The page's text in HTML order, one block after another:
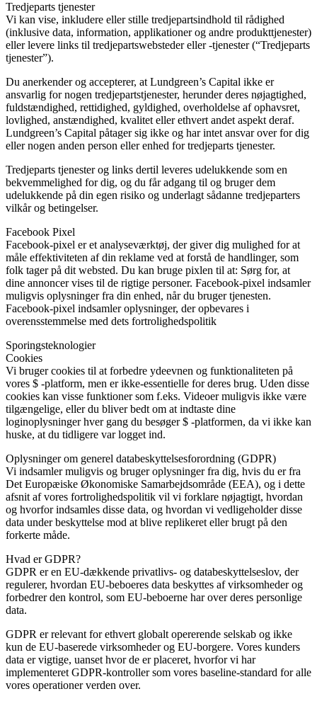
Tredjeparts tjenester
Vi kan vise, inkludere eller stille tredjepartsindhold til rådighed
(inklusive data, information, applikationer og andre produkttjenester)
eller levere links til tredjepartswebsteder eller -tjenester (“Tredjeparts
tjenester”).
Du anerkender og accepterer, at Lundgreen’s Capital ikke er
ansvarlig for nogen tredjepartstjenester, herunder deres nøjagtighed,
fuldstændighed, rettidighed, gyldighed, overholdelse af ophavsret,
lovlighed, anstændighed, kvalitet eller ethvert andet aspekt deraf.
Lundgreen’s Capital påtager sig ikke og har intet ansvar over for dig
eller nogen anden person eller enhed for tredjeparts tjenester.
Tredjeparts tjenester og links dertil leveres udelukkende som en
bekvemmelighed for dig, og du får adgang til og bruger dem
udelukkende på din egen risiko og underlagt sådanne tredjeparters
vilkår og betingelser.
Facebook Pixel
Facebook-pixel er et analyseværktøj, der giver dig mulighed for at
måle effektiviteten af ​​din reklame ved at forstå de handlinger, som
folk tager på dit websted. Du kan bruge pixlen til at: Sørg for, at
dine annoncer vises til de rigtige personer. Facebook-pixel indsamler
muligvis oplysninger fra din enhed, når du bruger tjenesten.
Facebook-pixel indsamler oplysninger, der opbevares i
overensstemmelse med dets fortrolighedspolitik
Sporingsteknologier
Cookies
Vi bruger cookies til at forbedre ydeevnen og funktionaliteten på
vores $ -platform, men er ikke-essentielle for deres brug. Uden disse
cookies kan visse funktioner som f.eks. Videoer muligvis ikke være
tilgængelige, eller du bliver bedt om at indtaste dine
loginoplysninger hver gang du besøger $ -platformen, da vi ikke kan
huske, at du tidligere var logget ind.
Oplysninger om generel databeskyttelsesforordning (GDPR)
Vi indsamler muligvis og bruger oplysninger fra dig, hvis du er fra
Det Europæiske Økonomiske Samarbejdsområde (EEA), og i dette
afsnit af vores fortrolighedspolitik vil vi forklare nøjagtigt, hvordan
og hvorfor indsamles disse data, og hvordan vi vedligeholder disse
data under beskyttelse mod at blive replikeret eller brugt på den
forkerte måde.
Hvad er GDPR?
GDPR er en EU-dækkende privatlivs- og databeskyttelseslov, der
regulerer, hvordan EU-beboeres data beskyttes af virksomheder og
forbedrer den kontrol, som EU-beboerne har over deres personlige
data.
GDPR er relevant for ethvert globalt opererende selskab og ikke
kun de EU-baserede virksomheder og EU-borgere. Vores kunders
data er vigtige, uanset hvor de er placeret, hvorfor vi har
implementeret GDPR-kontroller som vores baseline-standard for alle
vores operationer verden over.